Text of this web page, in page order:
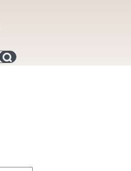
Search for an bibliography